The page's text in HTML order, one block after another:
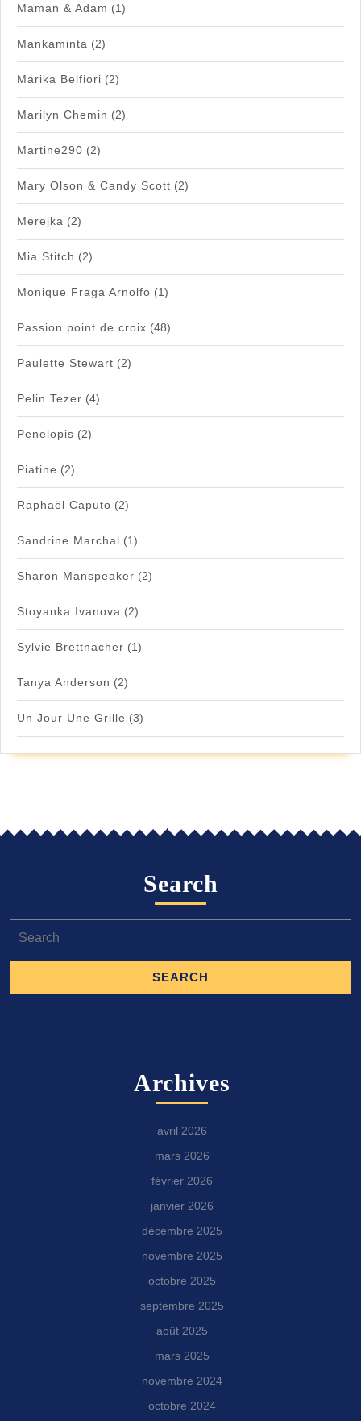
Maman & Adam (1)
Mankaminta (2)
Marika Belfiori (2)
Marilyn Chemin (2)
Martine290 (2)
Mary Olson & Candy Scott (2)
Merejka (2)
Mia Stitch (2)
Monique Fraga Arnolfo (1)
Passion point de croix (48)
Paulette Stewart (2)
Pelin Tezer (4)
Penelopis (2)
Piatine (2)
Raphaël Caputo (2)
Sandrine Marchal (1)
Sharon Manspeaker (2)
Stoyanka Ivanova (2)
Sylvie Brettnacher (1)
Tanya Anderson (2)
Un Jour Une Grille (3)
Search
for:
Archives
avril 2026
mars 2026
février 2026
janvier 2026
décembre 2025
novembre 2025
octobre 2025
septembre 2025
août 2025
mars 2025
novembre 2024
octobre 2024